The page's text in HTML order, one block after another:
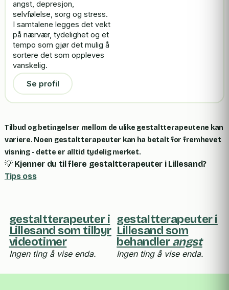
angst, depresjon,
selvfølelse, sorg og stress.
I samtalene legges det vekt
på nærvær, tydelighet og et
tempo som gjør det mulig å
sortere det som oppleves
vanskelig.
Se profil
Tilbud og betingelser mellom de ulike gestaltterapeutene kan
variere. Noen gestaltterapeuter kan ha betalt for fremhevet
visning - dette er alltid tydelig merket.
💡 Kjenner du til flere gestaltterapeuter i Lillesand?
Tips oss
gestaltterapeuter i
Lillesand som tilbyr
videotimer
Ingen ting å vise enda.
gestaltterapeuter i
Lillesand som
behandlerangst
Ingen ting å vise enda.